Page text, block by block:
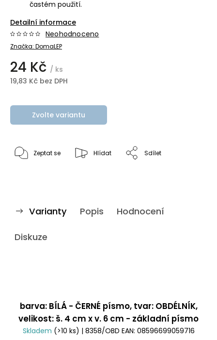
častém použití.
Detailní informace
Značka: DomaLEP
Neohodnoceno
24 Kč / ks
19,83 Kč bez DPH
Zvolte variantu
Zeptat se Hlídat Sdílet
Varianty Popis Hodnocení
Diskuze
barva: BÍLÁ - ČERNÉ písmo, tvar: OBDÉLNÍK,
velikost: š. 4 cm x v. 6 cm - základní písmo
Skladem (>10 ks) | 8358/OBD EAN: 08596699059716